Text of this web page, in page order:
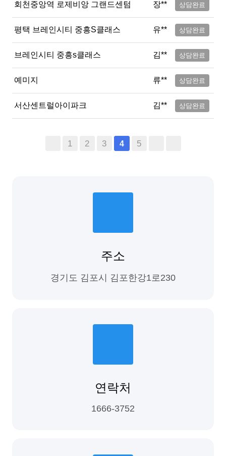
회천중앙역 로제비앙 그랜드센텀 장** 상담완료
평택 브레인시티 중흥S클래스 유** 상담완료
브레인시티 중흥s클래스 김** 상담완료
예미지 류** 상담완료
서산센트럴아이파크 김** 상담완료
1 2 3 4 5
주소
경기도 김포시 김포한강1로230
연락처
1666-3752